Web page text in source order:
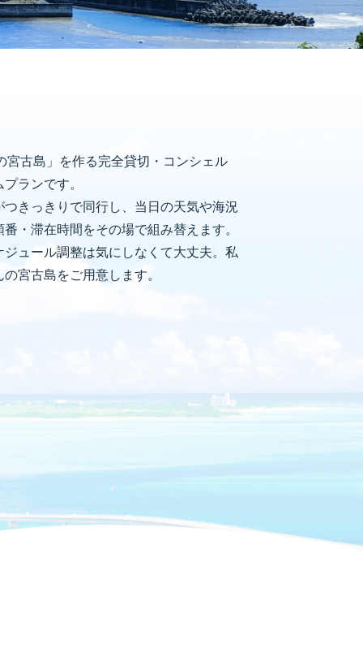
宮古島」を作る完全貸切・コンシェル
ランです。
きっきりで同行し、当日の天気や海況
・滞在時間をその場で組み替えます。
ュール調整は気にしなくて大丈夫。私
宮古島をご用意します。